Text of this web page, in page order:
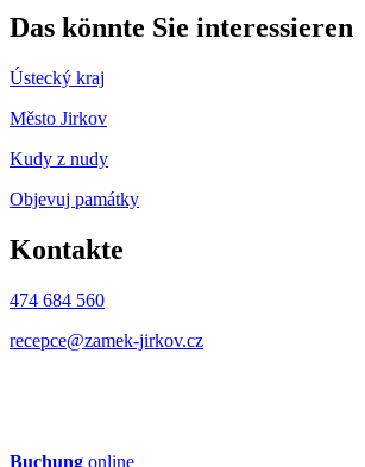
Das könnte Sie interessieren
Ústecký kraj
Město Jirkov
Kudy z nudy
Objevuj památky
Kontakte
474 684 560
recepce@zamek-jirkov.cz
Buchung online